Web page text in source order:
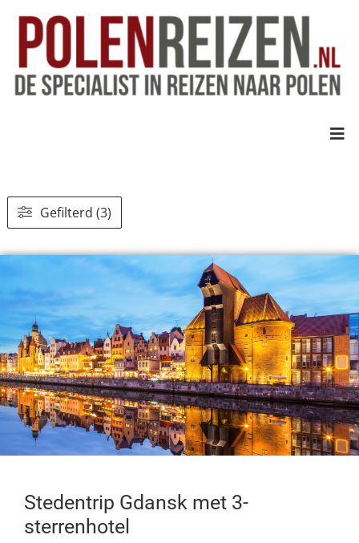
Gefilterd (3)
Stedentrip Gdansk met 3-
sterrenhotel